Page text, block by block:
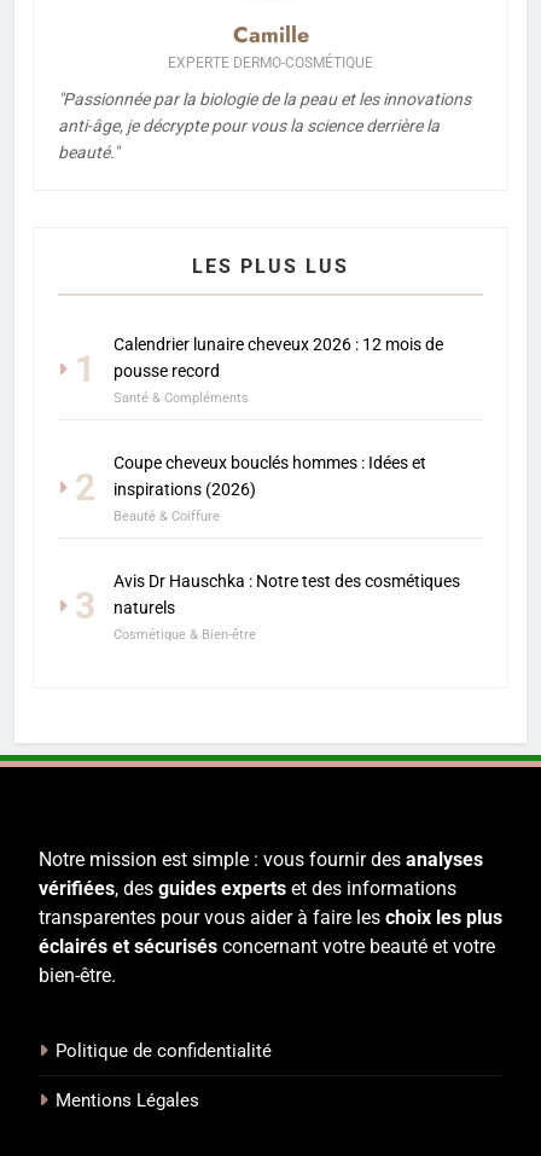
Camille
EXPERTE DERMO-COSMÉTIQUE
"Passionnée par la biologie de la peau et les innovations
anti-âge, je décrypte pour vous la science derrière la
beauté."
LES PLUS LUS
1
Calendrier lunaire cheveux 2026 : 12 mois de
pousse record
Santé & Compléments
2
Coupe cheveux bouclés hommes : Idées et
inspirations (2026)
Beauté & Coiffure
3
Avis Dr Hauschka : Notre test des cosmétiques
naturels
Cosmétique & Bien-être
Notre mission est simple : vous fournir des analyses
vérifiées, des guides experts et des informations
transparentes pour vous aider à faire les choix les plus
éclairés et sécurisés concernant votre beauté et votre
bien-être.
Politique de confidentialité
Mentions Légales